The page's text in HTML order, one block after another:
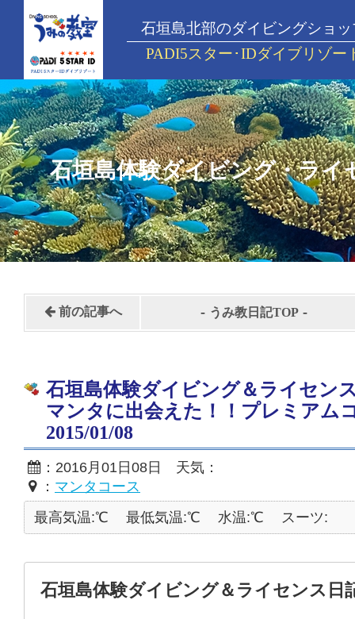
石垣島北部のダイビングショッ
PADI5スター･IDダイブリゾー
石垣島体験ダイビング・ライ
前の記事へ - うみ教日記TOP -
石垣島体験ダイビング＆ライセン
マンタに出会えた！！プレミアム
2015/01/08
：2016月01日08日 天気：
： マンタコース
最高気温:℃
最低気温:℃ 水温:℃ スーツ:
石垣島体験ダイビング＆ライセンス日